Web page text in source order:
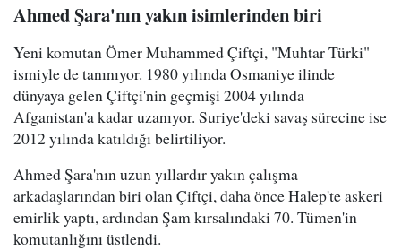
Ahmed Şara'nın yakın isimlerinden biri
Yeni komutan Ömer Muhammed Çiftçi, "Muhtar Türki"
ismiyle de tanınıyor. 1980 yılında Osmaniye ilinde
dünyaya gelen Çiftçi'nin geçmişi 2004 yılında
Afganistan'a kadar uzanıyor. Suriye'deki savaş sürecine ise
2012 yılında katıldığı belirtiliyor.
Ahmed Şara'nın uzun yıllardır yakın çalışma
arkadaşlarından biri olan Çiftçi, daha önce Halep'te askeri
emirlik yaptı, ardından Şam kırsalındaki 70. Tümen'in
komutanlığını üstlendi.